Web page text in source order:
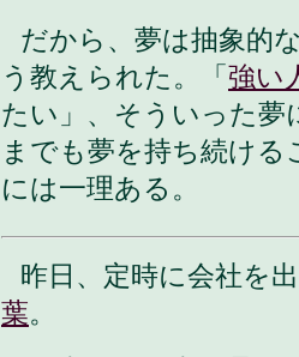
だから、夢は抽象的
う教えられた。「強い
たい」、そういった
までも夢を持ち続け
には一理ある。
昨日、定時に会社を
葉。